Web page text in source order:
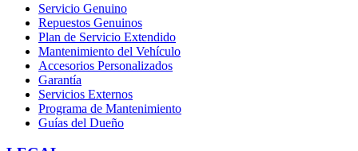
Servicio Genuino
Repuestos Genuinos
Plan de Servicio Extendido
Mantenimiento del Vehículo
Accesorios Personalizados
Garantía
Servicios Externos
Programa de Mantenimiento
Guías del Dueño